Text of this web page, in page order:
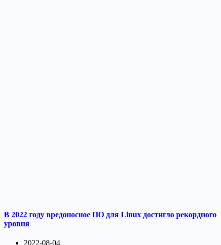
В 2022 году вредоносное ПО для Linux достигло рекордного
уровня
2022-08-04